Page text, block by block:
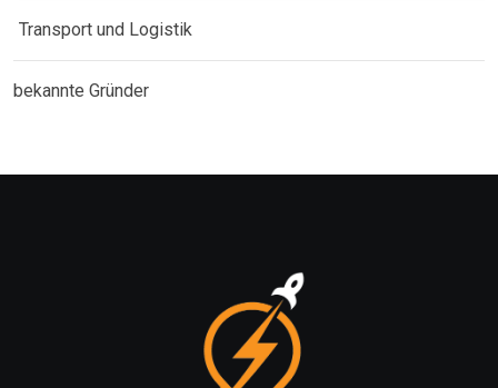
Transport und Logistik
bekannte Gründer